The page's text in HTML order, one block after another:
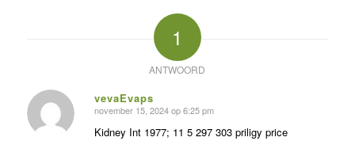
1
ANTWOORD
vevaEvaps
zegt:
november 15, 2024 op 6:25 pm
Kidney Int 1977; 11 5 297 303 priligy price